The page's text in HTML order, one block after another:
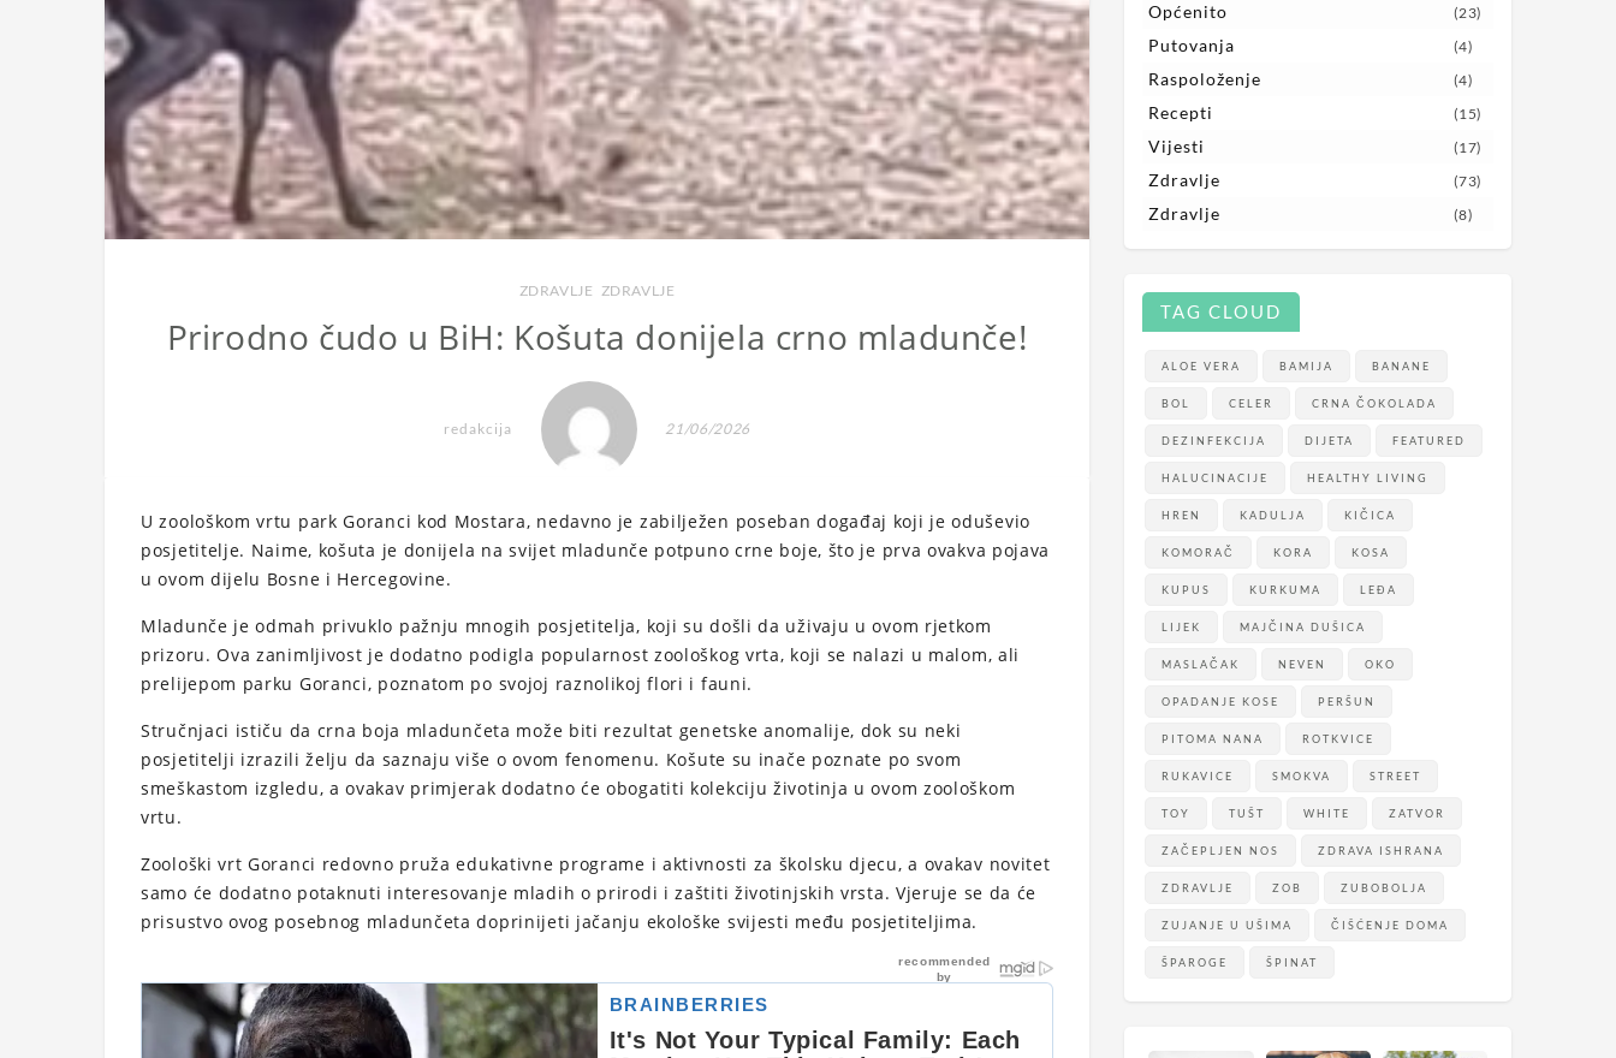
ZDRAVLJE ZDRAVLJE
Prirodno čudo u BiH: Košuta donijela crno mladunče!
redakcija 21/06/2026
U zoološkom vrtu park Goranci kod Mostara, nedavno je zabilježen poseban događaj koji je oduševio
posjetitelje. Naime, košuta je donijela na svijet mladunče potpuno crne boje, što je prva ovakva pojava
u ovom dijelu Bosne i Hercegovine.
Mladunče je odmah privuklo pažnju mnogih posjetitelja, koji su došli da uživaju u ovom rjetkom
prizoru. Ova zanimljivost je dodatno podigla popularnost zoološkog vrta, koji se nalazi u malom, ali
prelijepom parku Goranci, poznatom po svojoj raznolikoj flori i fauni.
Stručnjaci ističu da crna boja mladunčeta može biti rezultat genetske anomalije, dok su neki
posjetitelji izrazili želju da saznaju više o ovom fenomenu. Košute su inače poznate po svom
smeškastom izgledu, a ovakav primjerak dodatno će obogatiti kolekciju životinja u ovom zoološkom
vrtu.
Zoološki vrt Goranci redovno pruža edukativne programe i aktivnosti za školsku djecu, a ovakav novitet
samo će dodatno potaknuti interesovanje mladih o prirodi i zaštiti životinjskih vrsta. Vjeruje se da će
prisustvo ovog posebnog mladunčeta doprinijeti jačanju ekološke svijesti među posjetiteljima.
Općenito (23)
Putovanja (4)
Raspoloženje (4)
Recepti (15)
Vijesti (17)
Zdravlje (73)
Zdravlje (8)
TAG CLOUD
ALOE VERA BAMIJA BANANE
BOL CELER CRNA ČOKOLADA
DEZINFEKCIJA DIJETA FEATURED
HALUCINACIJE HEALTHY LIVING
HREN KADULJA KIČICA
KOMORAČ KORA KOSA
KUPUS KURKUMA LEĐA
LIJEK MAJČINA DUŠICA
MASLAČAK NEVEN OKO
OPADANJE KOSE PERŠUN
PITOMA NANA ROTKVICE
RUKAVICE SMOKVA STREET
TOY TUŠT WHITE ZATVOR
ZAČEPLJEN NOS ZDRAVA ISHRANA
ZDRAVLJE ZOB ZUBOBOLJA
ZUJANJE U UŠIMA ČIŠĆENJE DOMA
ŠPAROGE ŠPINAT